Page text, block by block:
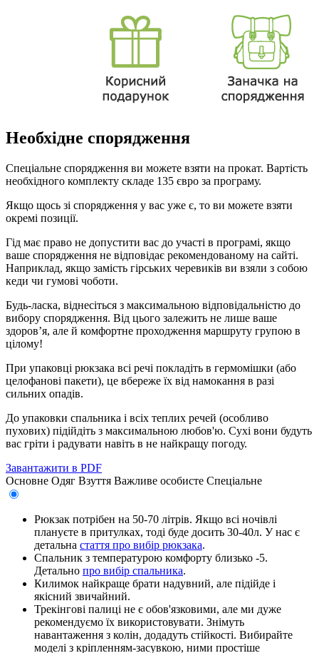
Необхідне спорядження
Спеціальне спорядження ви можете взяти на прокат. Вартість
необхідного комплекту складе 135 євро за програму.
Якщо щось зі спорядження у вас уже є, то ви можете взяти
окремі позиції.
Гід має право не допустити вас до участі в програмі, якщо
ваше спорядження не відповідає рекомендованому на сайті.
Наприклад, якщо замість гірських черевиків ви взяли з собою
кеди чи гумові чоботи.
Будь-ласка, віднесіться з максимальною відповідальністю до
вибору спорядження. Від цього залежить не лише ваше
здоров’я, але й комфортне проходження маршруту групою в
цілому!
При упаковці рюкзака всі речі покладіть в гермомішки (або
целофанові пакети), це вбереже їх від намокання в разі
сильних опадів.
До упаковки спальника і всіх теплих речей (особливо
пухових) підійдіть з максимальною любов'ю. Сухі вони будуть
вас гріти і радувати навіть в не найкращу погоду.
Завантажити в PDF
Основне Одяг Взуття Важливе особисте Спеціальне
Рюкзак потрібен на 50-70 літрів. Якщо всі ночівлі
плануєте в притулках, тоді буде досить 30-40л. У нас є
детальна стаття про вибір рюкзака.
Спальник з температурою комфорту близько -5.
Детально про вибір спальника.
Килимок найкраще брати надувний, але підійде і
якісний звичайний.
Трекінгові палиці не є обов'язковими, але ми дуже
рекомендуємо їх використовувати. Знімуть
навантаження з колін, додадуть стійкості. Вибирайте
моделі з кріпленням-засувкою, ними простіше